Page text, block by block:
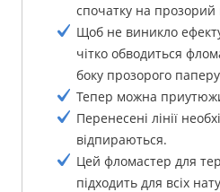
спочатку на прозорий
Щоб не виникло
чітко обводиться
боку прозорого
Тепер можна
Перенесені лінії
відпираються.
Цей фломастер для
підходить для всіх